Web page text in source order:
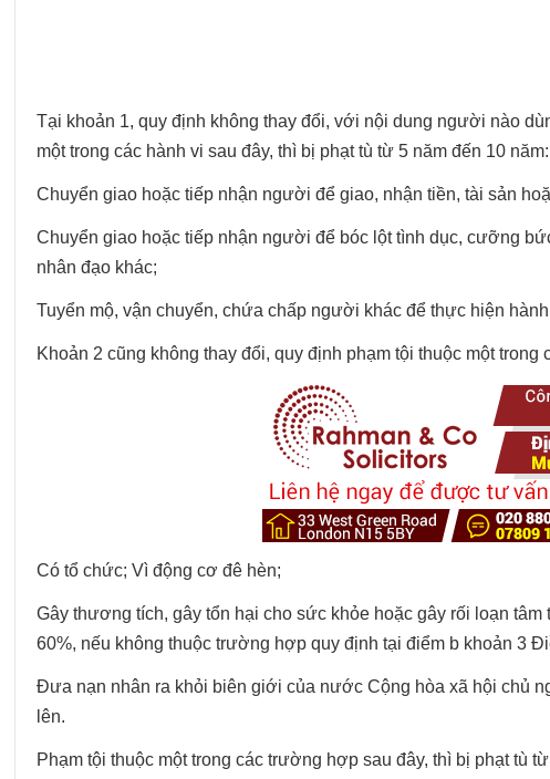
Tại khoản 1, quy định không thay đổi, với nội dung người nào
một trong các hành vi sau đây, thì bị phạt tù từ 5 năm đến 10 năm:
Chuyển giao hoặc tiếp nhận người để giao, nhận tiền, tài sản
Chuyển giao hoặc tiếp nhận người để bóc lột tình dục, cưỡng
nhân đạo khác;
Tuyển mộ, vận chuyển, chứa chấp người khác để thực hiện
Khoản 2 cũng không thay đổi, quy định phạm tội thuộc một
Có tổ chức; Vì động cơ đê hèn;
Gây thương tích, gây tổn hại cho sức khỏe hoặc gây rối loạn
60%, nếu không thuộc trường hợp quy định tại điểm b khoản 3
Đưa nạn nhân ra khỏi biên giới của nước Cộng hòa xã hội chủ
lên.
Phạm tội thuộc một trong các trường hợp sau đây, thì bị phạt tù